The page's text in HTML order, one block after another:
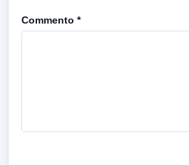
Commento *